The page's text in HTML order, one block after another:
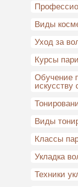
Виды
Уход за
Курсы
Обучение
искусству
Виды
Классы
Укладка
Техники